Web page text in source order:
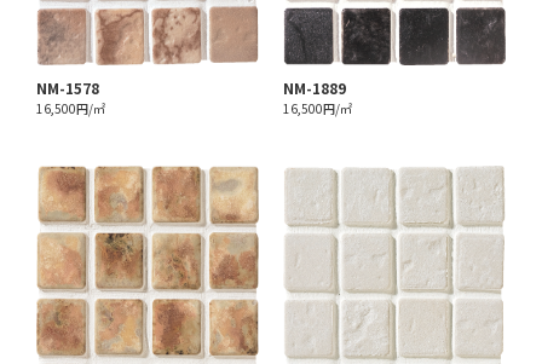
NM-1578
16,500円/㎡
NM-1889
16,500円/㎡